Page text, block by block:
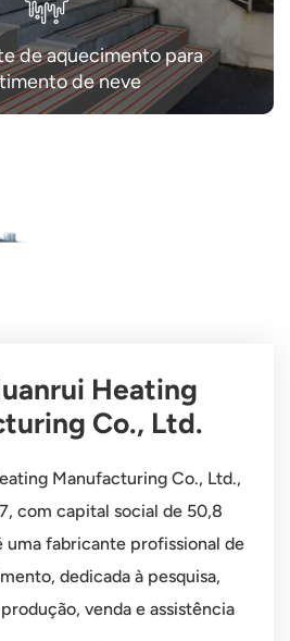
de aquecimento para
de neve
Heating
Co., Ltd.
Manufacturing Co., Ltd.,
com capital social de 50,8
uma fabricante profissional de
dedicada à pesquisa,
venda e assistência